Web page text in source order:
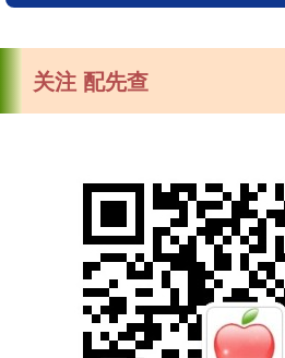
关注 配先查